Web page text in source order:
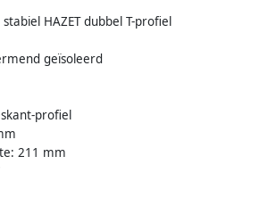
HAZET dubbel T-profiel
geïsoleerd
profiel
211 mm